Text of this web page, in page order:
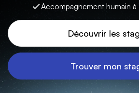
Accompagnement humain à
Découvrir les
Trouver mon